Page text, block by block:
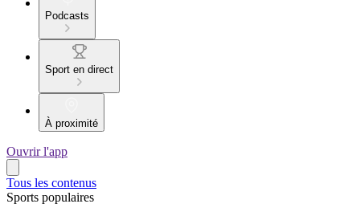
Podcasts
Sport en direct
À proximité
Ouvrir l'app
Tous les contenus
Sports populaires